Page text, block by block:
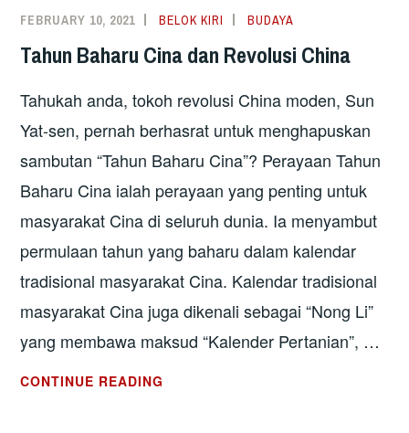
FEBRUARY 10, 2021 BELOK KIRI BUDAYA
Tahun Baharu Cina dan Revolusi China
Tahukah anda, tokoh revolusi China moden, Sun
Yat-sen, pernah berhasrat untuk menghapuskan
sambutan “Tahun Baharu Cina”? Perayaan Tahun
Baharu Cina ialah perayaan yang penting untuk
masyarakat Cina di seluruh dunia. Ia menyambut
permulaan tahun yang baharu dalam kalendar
tradisional masyarakat Cina. Kalendar tradisional
masyarakat Cina juga dikenali sebagai “Nong Li”
yang membawa maksud “Kalender Pertanian”, …
CONTINUE READING